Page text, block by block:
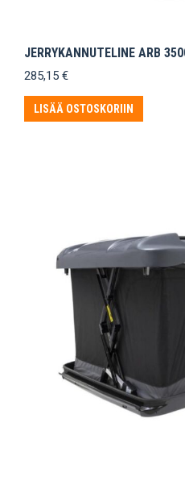
JERRYKANNUTELINE ARB
285,15 €
LISÄÄ OSTOSKORIIN